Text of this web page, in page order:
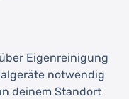
Eigenreinigung
notwendig
deinem Standort